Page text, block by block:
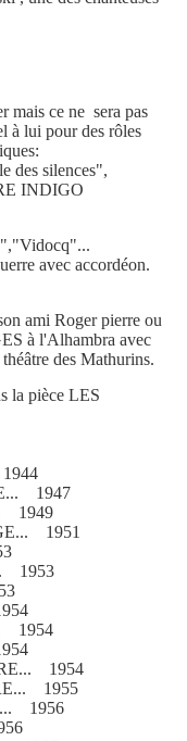
mais ce ne sera pas
à lui pour des rôles
des silences",
INDIGO
avec accordéon.
ami Roger pierre ou
à l'Alhambra avec
des Mathurins.
la pièce LES
1947
1949
1951
1953
1954
1954
1955
1956